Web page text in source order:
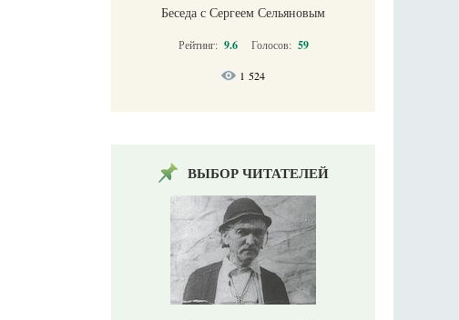
Беседа с Сергеем Сельяновым
Рейтинг: 9.6 Голосов: 59
1 524
ВЫБОР ЧИТАТЕЛЕЙ